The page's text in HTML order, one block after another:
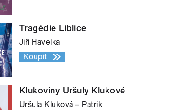
Tragédie Liblice
Jiří Havelka
Koupit
Klukoviny Uršuly Klukové
Uršula Kluková – Patrik